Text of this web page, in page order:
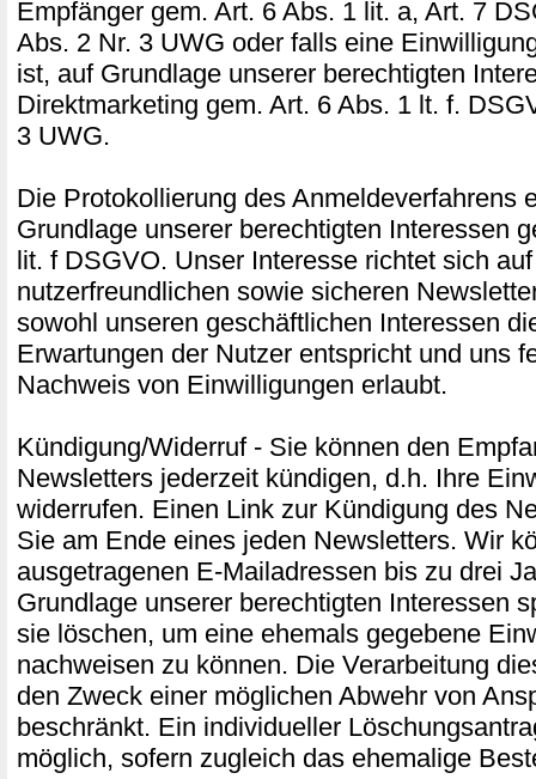
Empfänger gem. Art. 6 Abs. 1 lit. a, Art. 7
Abs. 2 Nr. 3 UWG oder falls eine
ist, auf Grundlage unserer berechtigten
Direktmarketing gem. Art. 6 Abs. 1 lt. f.
3 UWG.
Die Protokollierung des Anmeldeverfahrens
Grundlage unserer berechtigten Interessen
lit. f DSGVO. Unser Interesse richtet sich
nutzerfreundlichen sowie sicheren
sowohl unseren geschäftlichen Interessen
Erwartungen der Nutzer entspricht und uns
Nachweis von Einwilligungen erlaubt.
Kündigung/Widerruf - Sie können den
Newsletters jederzeit kündigen, d.h. Ihre
widerrufen. Einen Link zur Kündigung des
Sie am Ende eines jeden Newsletters. Wir
ausgetragenen E-Mailadressen bis zu drei
Grundlage unserer berechtigten Interessen
sie löschen, um eine ehemals gegebene
nachweisen zu können. Die Verarbeitung
den Zweck einer möglichen Abwehr von
beschränkt. Ein individueller
möglich, sofern zugleich das ehemalige